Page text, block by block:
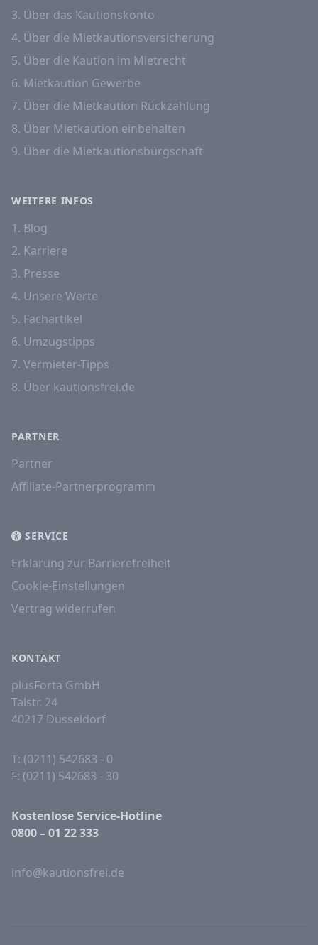
3. Über das Kautionskonto
4. Über die Mietkautionsversicherung
5. Über die Kaution im Mietrecht
6. Mietkaution Gewerbe
7. Über die Mietkaution Rückzahlung
8. Über Mietkaution einbehalten
9. Über die Mietkautionsbürgschaft
WEITERE INFOS
1. Blog
2. Karriere
3. Presse
4. Unsere Werte
5. Fachartikel
6. Umzugstipps
7. Vermieter-Tipps
8. Über kautionsfrei.de
PARTNER
Partner
Affiliate-Partnerprogramm
SERVICE
Erklärung zur Barrierefreiheit
Cookie-Einstellungen
Vertrag widerrufen
KONTAKT
plusForta GmbH
Talstr. 24
40217 Düsseldorf
T: (0211) 542683 - 0
F: (0211) 542683 - 30
Kostenlose Service-Hotline
0800 – 01 22 333
info@kautionsfrei.de